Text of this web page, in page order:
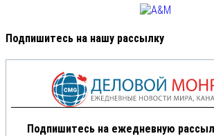
Подпишитесь на нашу рассылку
Подпишитесь на ежедневную